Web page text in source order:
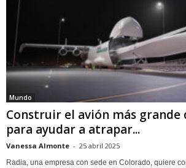
Mundo
Construir el avión más grande
para ayudar a atrapar...
Vanessa Almonte - 25 abril 2025
Radia, una empresa con sede en Colorado, quiere